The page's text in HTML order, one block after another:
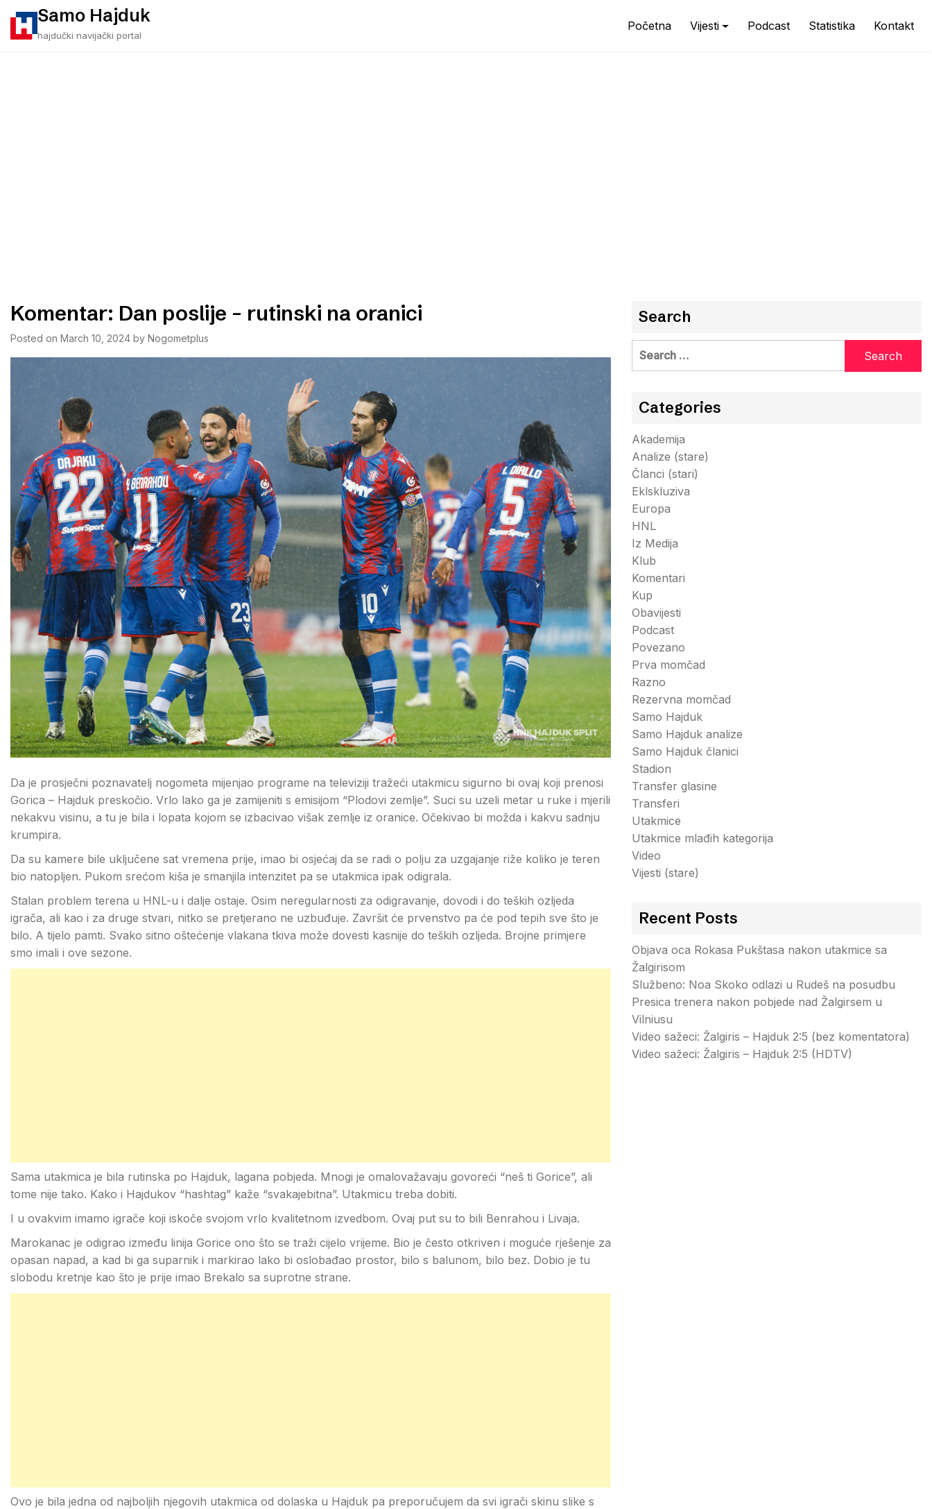
content
Samo Hajduk
hajdučki navijački portal
Početna Vijesti Podcast Statistika Kontakt
Komentar: Dan poslije – rutinski na oranici
Posted on March 10, 2024 by Nogometplus
Da je prosječni poznavatelj nogometa mijenjao programe na televiziji tražeći utakmicu sigurno bi ovaj koji prenosi
Gorica – Hajduk preskočio. Vrlo lako ga je zamijeniti s emisijom “Plodovi zemlje”. Suci su uzeli metar u ruke i mjerili
nekakvu visinu, a tu je bila i lopata kojom se izbacivao višak zemlje iz oranice. Očekivao bi možda i kakvu sadnju
krumpira.
Da su kamere bile uključene sat vremena prije, imao bi osjećaj da se radi o polju za uzgajanje riže koliko je teren
bio natopljen. Pukom srećom kiša je smanjila intenzitet pa se utakmica ipak odigrala.
Stalan problem terena u HNL-u i dalje ostaje. Osim neregularnosti za odigravanje, dovodi i do teških ozljeda
igrača, ali kao i za druge stvari, nitko se pretjerano ne uzbuđuje. Završit će prvenstvo pa će pod tepih sve što je
bilo. A tijelo pamti. Svako sitno oštećenje vlakana tkiva može dovesti kasnije do teških ozljeda. Brojne primjere
smo imali i ove sezone.
Sama utakmica je bila rutinska po Hajduk, lagana pobjeda. Mnogi je omalovažavaju govoreći “neš ti Gorice”, ali
tome nije tako. Kako i Hajdukov “hashtag” kaže “svakajebitna”. Utakmicu treba dobiti.
I u ovakvim imamo igrače koji iskoče svojom vrlo kvalitetnom izvedbom. Ovaj put su to bili Benrahou i Livaja.
Marokanac je odigrao između linija Gorice ono što se traži cijelo vrijeme. Bio je često otkriven i moguće rješenje za
opasan napad, a kad bi ga suparnik i markirao lako bi oslobađao prostor, bilo s balunom, bilo bez. Dobio je tu
slobodu kretnje kao što je prije imao Brekalo sa suprotne strane.
Ovo je bila jedna od najboljih njegovih utakmica od dolaska u Hajduk pa preporučujem da svi igrači skinu slike s
Search
Search
Categories
Akademija
Analize (stare)
Članci (stari)
Eklskluziva
Europa
HNL
Iz Medija
Klub
Komentari
Kup
Obavijesti
Podcast
Povezano
Prva momčad
Razno
Rezervna momčad
Samo Hajduk
Samo Hajduk analize
Samo Hajduk članici
Stadion
Transfer glasine
Transferi
Utakmice
Utakmice mlađih kategorija
Video
Vijesti (stare)
Recent Posts
Objava oca Rokasa Pukštasa nakon utakmice sa
Žalgirisom
Službeno: Noa Skoko odlazi u Rudeš na posudbu
Presica trenera nakon pobjede nad Žalgirsem u
Vilniusu
Video sažeci: Žalgiris – Hajduk 2:5 (bez komentatora)
Video sažeci: Žalgiris – Hajduk 2:5 (HDTV)